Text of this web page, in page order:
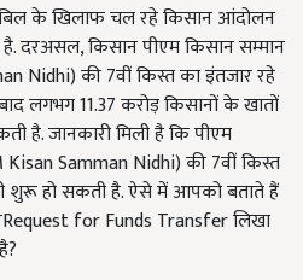
बिल के खिलाफ चल रहे किसान आंदोलन
दरअसल, किसान पीएम किसान सम्मान
Nidhi) की 7वीं किस्त का इंतजार रहे
लगभग 11.37 करोड़ किसानों के खातों
है. जानकारी मिली है कि पीएम
Kisan Samman Nidhi) की 7वीं किस्त
हो सकती है. ऐसे में आपको बताते हैं
for Funds Transfer लिखा